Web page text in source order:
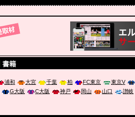
書籍
浦和 大宮 千葉 柏 FC東京 東京V
G大阪 C大阪 神戸 岡山 山口 讃岐